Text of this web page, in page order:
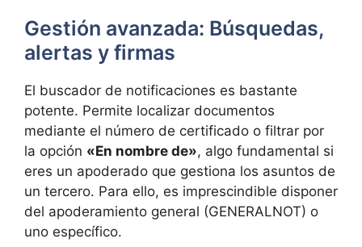
Gestión avanzada: Búsquedas,
alertas y firmas
El buscador de notificaciones es bastante
potente. Permite localizar documentos
mediante el número de certificado o filtrar por
la opción «En nombre de», algo fundamental si
eres un apoderado que gestiona los asuntos de
un tercero. Para ello, es imprescindible disponer
del apoderamiento general (GENERALNOT) o
uno específico.